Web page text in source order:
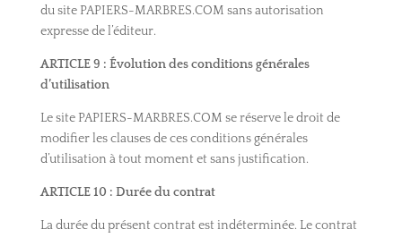
du site PAPIERS-MARBRES.COM sans autorisation
expresse de l’éditeur.
ARTICLE 9 : Évolution des conditions générales
d’utilisation
Le site PAPIERS-MARBRES.COM se réserve le droit de
modifier les clauses de ces conditions générales
d’utilisation à tout moment et sans justification.
ARTICLE 10 : Durée du contrat
La durée du présent contrat est indéterminée. Le contrat